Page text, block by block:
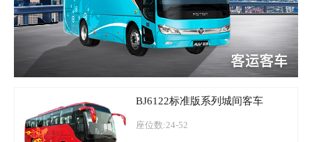
BJ6122标准版系列城间客车
座位数:24-52